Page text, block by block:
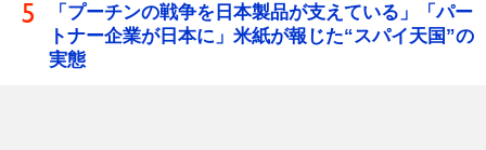
「プーチンの戦争を日本製品が支えている」「パー
トナー企業が日本に」米紙が報じた“スパイ天国”の
実態